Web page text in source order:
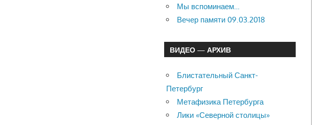
Мы вспоминаем…
Вечер памяти 09.03.2018
ВИДЕО — АРХИВ
Блистательный Санкт-
Петербург
Метафизика Петербурга
Лики «Северной столицы»